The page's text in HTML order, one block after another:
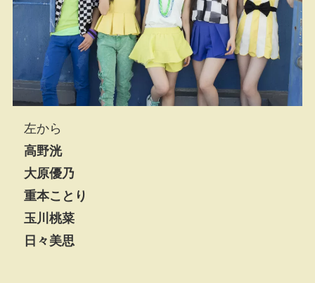
左から
高野洸
大原優乃
重本ことり
玉川桃菜
日々美思